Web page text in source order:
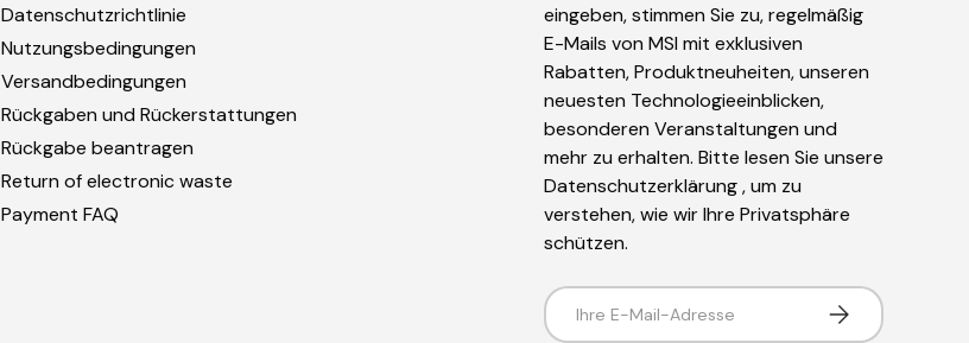
Datenschutzrichtlinie
Nutzungsbedingungen
Versandbedingungen
Rückgaben und Rückerstattungen
Rückgabe beantragen
Return of electronic waste
Payment FAQ
eingeben, stimmen Sie zu, regelmäßig
E-Mails von MSI mit exklusiven
Rabatten, Produktneuheiten, unseren
neuesten Technologieeinblicken,
besonderen Veranstaltungen und
mehr zu erhalten. Bitte lesen Sie unsere
Datenschutzerklärung, um zu
verstehen, wie wir Ihre Privatsphäre
schützen.
E-Mail Abonnieren